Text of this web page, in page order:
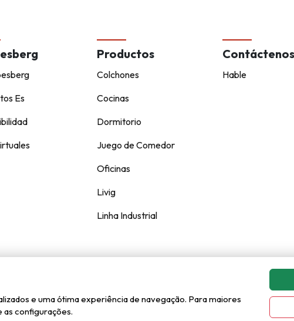
Es
Productos
Colchones
Cocinas
Dormitorio
Juego de Comedor
Oficinas
Livig
Linha Industrial
Contáctenos
Hable
Creado por
Axysweb
e uma ótima experiência de navegação. Para maiores
as configurações.